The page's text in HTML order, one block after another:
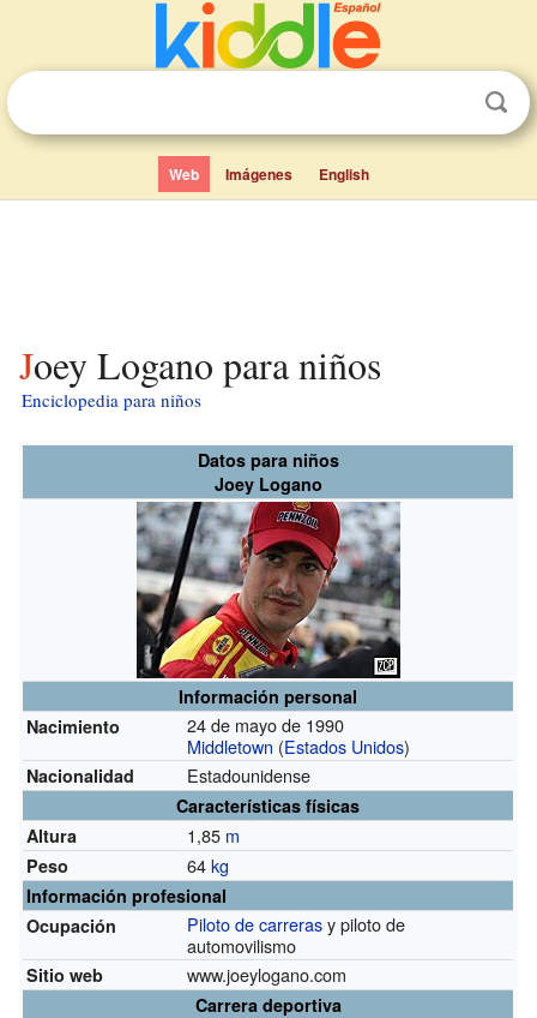
Web Imágenes English
Joey Logano para niños
Enciclopedia para niños
Datos para niños
Joey Logano
Información personal
Nacimiento
24 de mayo de 1990
Middletown (Estados Unidos)
Nacionalidad Estadounidense
Características físicas
Altura
1,85 m
Peso 64kg
Información profesional
Ocupación
Piloto de carrerasy piloto de
automovilismo
Sitio web www.joeylogano.com
Carrera deportiva